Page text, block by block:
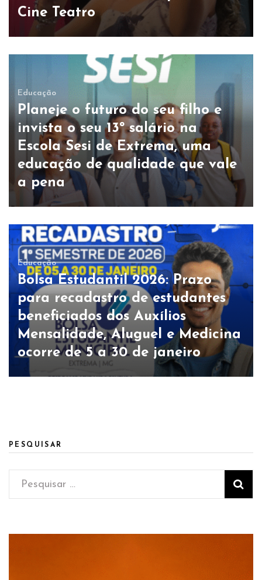
Cine Teatro
Educação
Planeje o futuro do seu filho e
invista o seu 13º salário na
Escola Sesi de Extrema, uma
educação de qualidade que vale
a pena
Educação
Bolsa Estudantil 2026: Prazo
para recadastro de estudantes
beneficiados dos Auxílios
Mensalidade, Aluguel e Medicina
ocorre de 5 a 30 de janeiro
PESQUISAR
Pesquisar
por: